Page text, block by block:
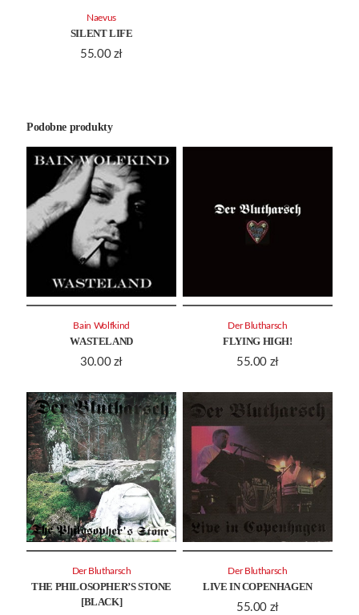
SILENT LIFE
55.00 zł
Naevus
Podobne produkty
WASTELAND
30.00 zł
Bain Wolfkind
FLYING HIGH!
55.00 zł
Der Blutharsch
THE PHILOSOPHER’S STONE
[BLACK]
Der Blutharsch
LIVE IN COPENHAGEN
55.00 zł
Der Blutharsch